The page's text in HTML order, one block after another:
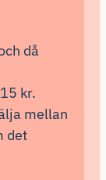
då
kr.
mellan
det